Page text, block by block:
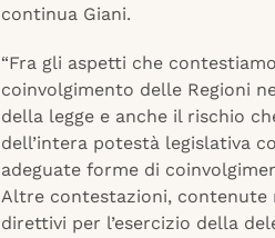
continua Giani.
“Fra gli aspetti che
coinvolgimento delle Regioni
della legge e anche il rischio
dell’intera potestà legislativa
adeguate forme di
Altre contestazioni, contenute
direttivi per l’esercizio della